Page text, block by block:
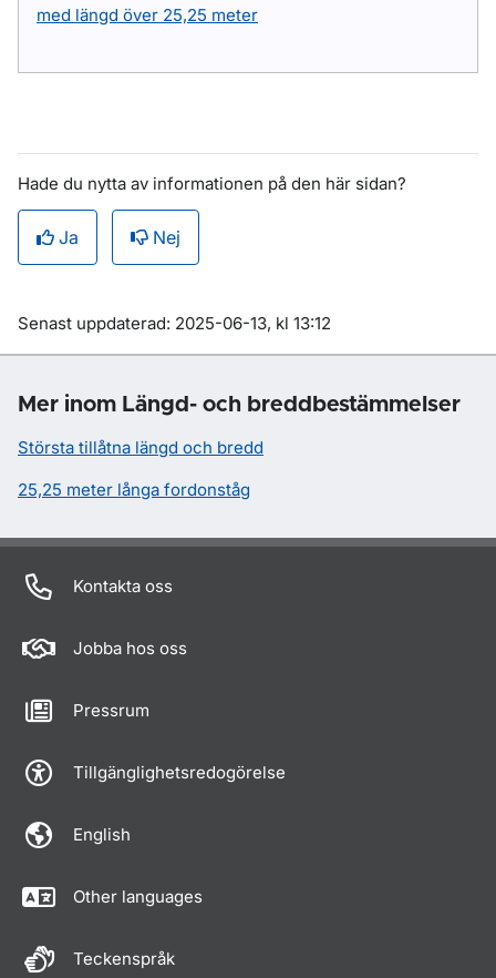
med längd över 25,25 meter
Hade du nytta av informationen på den här sidan?
Ja Nej
Om sidan
Senast uppdaterad: 2025-06-13, kl 13:12
Mer inom Längd- och breddbestämmelser
Största tillåtna längd och bredd
25,25 meter långa fordonståg
Kontakta oss
Jobba hos oss
Pressrum
Tillgänglighetsredogörelse
English
Other languages
Teckenspråk